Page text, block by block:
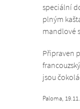
speciální
plným
mandlové
Připraven
jsou
Paloma,